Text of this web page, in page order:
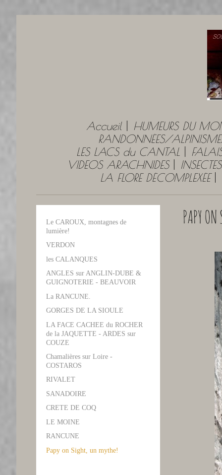
Accueil
HUMEURS DU
RANDONNÉES/
LES LACS du CANTAL
VIDEOS ARACHNIDES
INSECTES
LA FLORE DÉCOMPLEXÉE
PAPY
Le CAROUX, montagnes de
lumière!
VERDON
les CALANQUES
ANGLES sur ANGLIN-DUBE &
GUIGNOTERIE - BEAUVOIR
La RANCUNE.
GORGES DE LA SIOULE
LA FACE CACHEE du ROCHER
de la JAQUETTE - ARDES sur
COUZE
Chamalières sur Loire -
COSTAROS
RIVALET
SANADOIRE
CRETE DE COQ
LE MOINE
RANCUNE
Papy on Sight, un mythe!